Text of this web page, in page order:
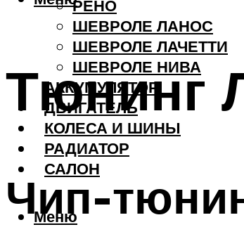
РЕНО
ШЕВРОЛЕ ЛАНОС
ШЕВРОЛЕ ЛАЧЕТТИ
ШЕВРОЛЕ НИВА
АККУМУЛЯТОР
ДВИГАТЕЛЬ
КОЛЕСА И ШИНЫ
РАДИАТОР
САЛОН
Меню
Тюнинг
Чип-